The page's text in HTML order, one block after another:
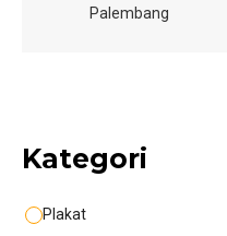
Palembang
Kategori
Plakat